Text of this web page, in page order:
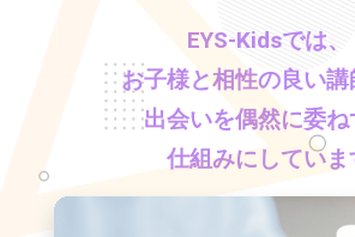
EYS-Kidsでは、
お子様と相性の良い講
出会いを偶然に委ね
仕組みにしていま